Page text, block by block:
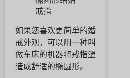
戒指
如果您喜欢更简单的婚
戒外观，可以用一种叫
做车床的机器将戒指塑
造成舒适的椭圆形。